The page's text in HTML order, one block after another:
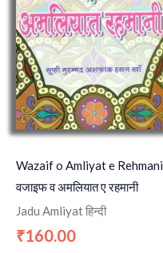
Wazaif o Amliyat e Rehmani,
वजाइफ व अमलियात ए रहमानी
Jadu Amliyat हिन्दी
₹160.00